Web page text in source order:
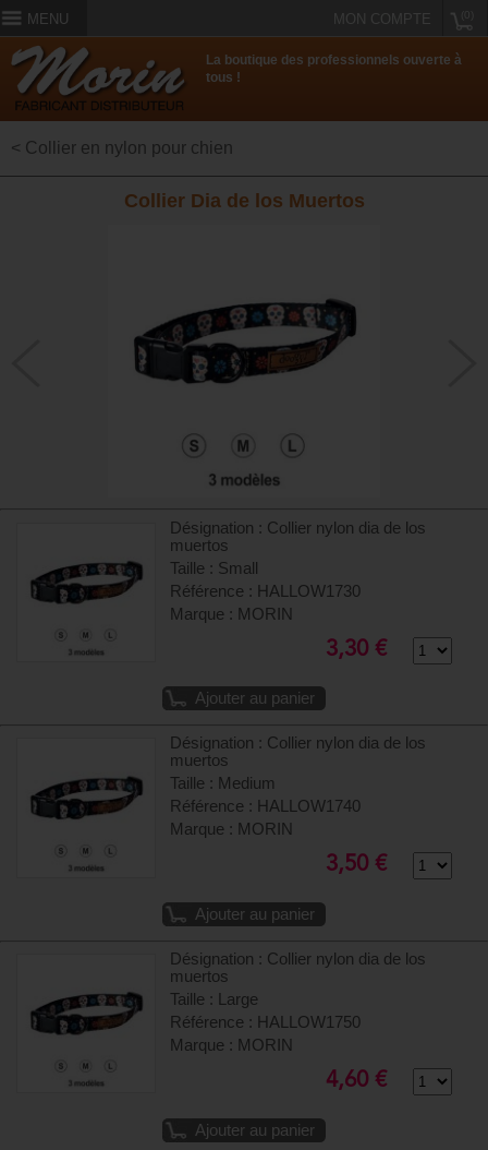
MENU MON COMPTE
La boutique des professionnels ouverte à
tous !
< Collier en nylon pour chien
Collier Dia de los Muertos
Désignation : Collier nylon dia de los
muertos
Taille : Small
Référence : HALLOW1730
Marque : MORIN
3,30 €
Ajouter au panier
Désignation : Collier nylon dia de los
muertos
Taille : Medium
Référence : HALLOW1740
Marque : MORIN
3,50 €
Ajouter au panier
Désignation : Collier nylon dia de los
muertos
Taille : Large
Référence : HALLOW1750
Marque : MORIN
4,60 €
Ajouter au panier